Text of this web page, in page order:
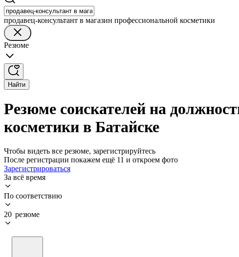
продавец-консультант в магазин профессиональной косметики
Резюме
Найти
Резюме соискателей на
косметики в Батайске
Чтобы видеть все резюме, зарегистрируйтесь
После регистрации покажем ещё 11 и откроем фото
Зарегистрироваться
За всё время
По соответствию
20 резюме